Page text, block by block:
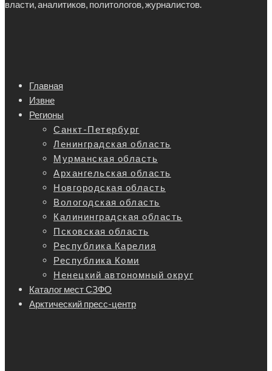
власти, аналитиков, политологов, журналистов.
Главная
Извне
Регионы
Санкт-Петербург
Ленинградская область
Мурманская область
Архангельская область
Новгородская область
Вологодская область
Калининградская область
Псковская область
Республика Карелия
Республика Коми
Ненецкий автономный округ
Каталог мест СЗФО
Арктический пресс-центр